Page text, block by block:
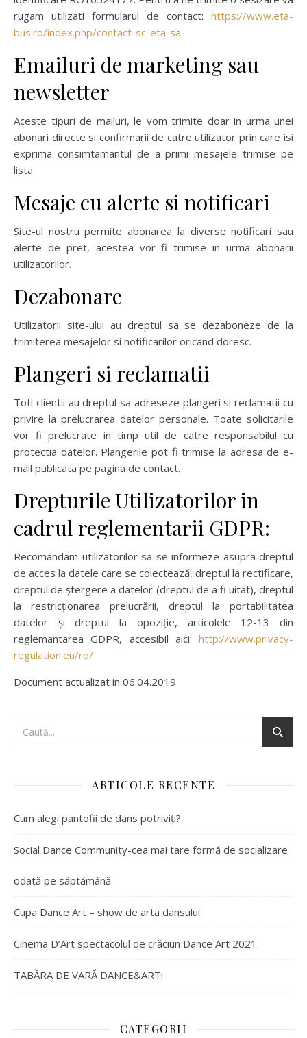
rugam utilizati formularul de contact: https://www.eta-
bus.ro/index.php/contact-sc-eta-sa
Emailuri de marketing sau
newsletter
Aceste tipuri de mailuri, le vom trimite doar in urma unei
abonari directe si confirmarii de catre utilizator prin care isi
exprima consimtamantul de a primi mesajele trimise pe
lista.
Mesaje cu alerte si notificari
Site-ul nostru permite abonarea la diverse notificari sau
alerte de pret, acestea vor fi trimise in urma abonarii
utilizatorilor.
Dezabonare
Utilizatorii site-ului au dreptul sa se dezaboneze de la
trimiterea mesajelor si notificarilor oricand doresc.
Plangeri si reclamatii
Toti clientii au dreptul sa adreseze plangeri si reclamatii cu
privire la prelucrarea datelor personale. Toate solicitarile
vor fi prelucrate in timp util de catre responsabilul cu
protectia datelor. Plangerile pot fi trimise la adresa de e-
mail publicata pe pagina de contact.
Drepturile Utilizatorilor in
cadrul reglementarii GDPR:
Recomandam utilizatorilor sa se informeze asupra dreptul
de acces la datele care se colectează, dreptul la rectificare,
dreptul de ștergere a datelor (dreptul de a fi uitat), dreptul
la restricționarea prelucrării, dreptul la portabilitatea
datelor și dreptul la opoziție, articolele 12-13 din
reglemantarea GDPR, accesibil aici: http://www.privacy-
regulation.eu/ro/
Document actualizat in 06.04.2019
ARTICOLE RECENTE
Cum alegi pantofii de dans potriviți?
Social Dance Community-cea mai tare formă de socializare
odată pe săptămână
Cupa Dance Art – show de arta dansului
Cinema D’Art spectacolul de crăciun Dance Art 2021
TABĂRA DE VARĂ DANCE&ART!
CATEGORII